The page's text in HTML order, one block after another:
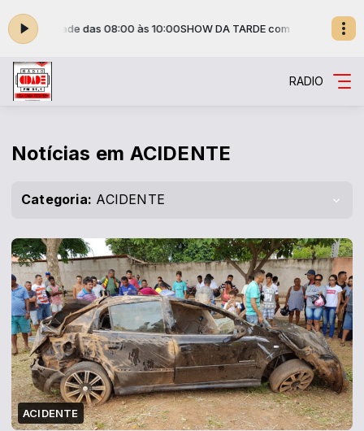
da Cidade das 08:00 às 10:00SHOW DA TARDE com Show da
RADIO
Notícias em ACIDENTE
Categoria: ACIDENTE
ACIDENTE